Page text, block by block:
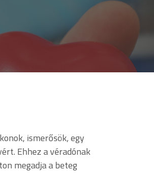
ismerősök, egy
Ehhez a véradónak
megadja a beteg